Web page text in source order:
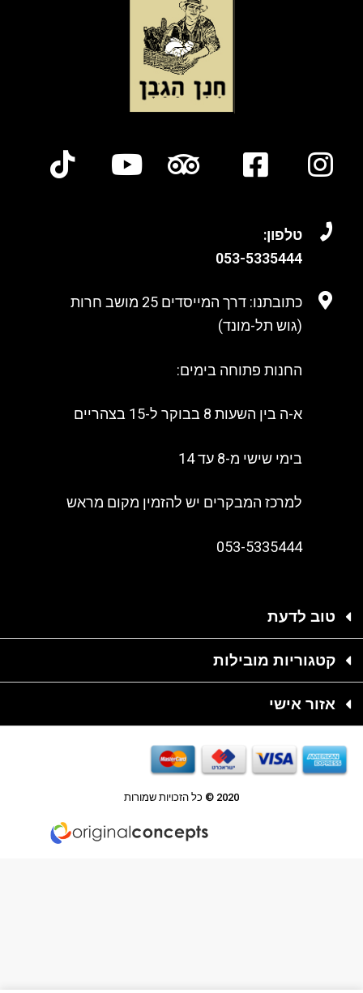
טלפון:
053-5335444
כתובתנו: דרך המייסדים 25 מושב חרות
(גוש תל-מונד)
החנות פתוחה בימים:
א-ה בין השעות 8 בבוקר ל-15 בצהריים
בימי שישי מ-8 עד 14
למרכז המבקרים יש להזמין מקום מראש
053-5335444
טוב לדעת
קטגוריות מובילות
אזור אישי
2020 © כל הזכויות שמורות